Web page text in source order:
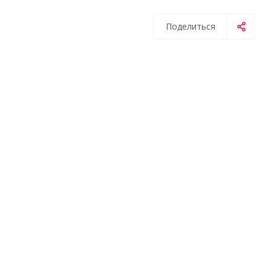
Поделиться